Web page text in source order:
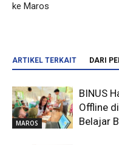
ke Maros
ARTIKEL TERKAIT DARI
MAROS
BINUS
Offline
Belajar